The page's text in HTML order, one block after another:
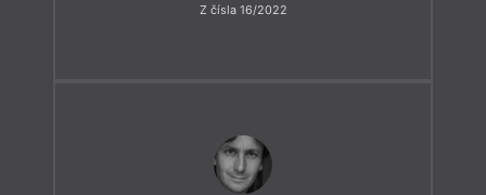
Z čísla 16/2022